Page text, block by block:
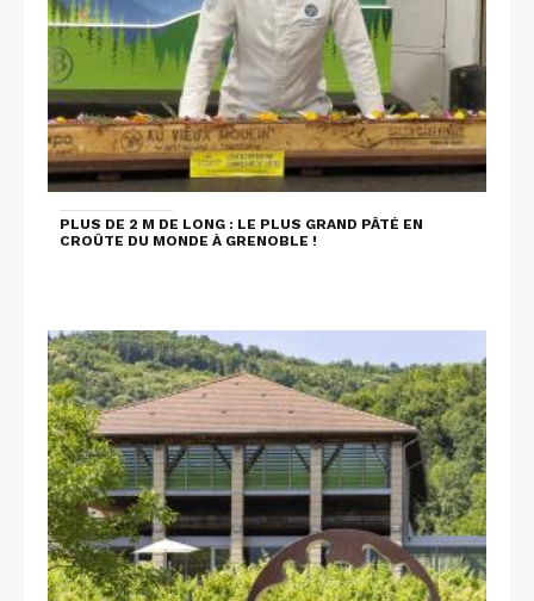
PLUS DE 2 M DE LONG : LE PLUS GRAND PÂTÉ EN
CROÛTE DU MONDE À GRENOBLE !